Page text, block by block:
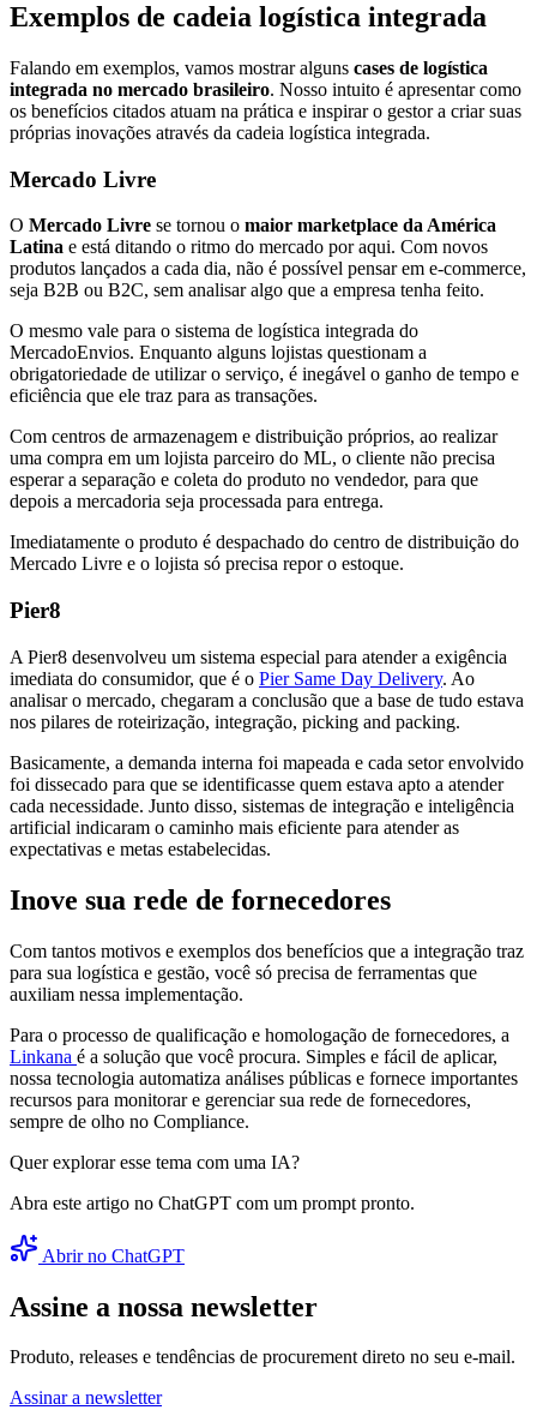
Exemplos de cadeia logística integrada
Falando em exemplos, vamos mostrar alguns cases de logística
integrada no mercado brasileiro. Nosso intuito é apresentar como
os benefícios citados atuam na prática e inspirar o gestor a criar suas
próprias inovações através da cadeia logística integrada.
Mercado Livre
O Mercado Livre se tornou o maior marketplace da América
Latina e está ditando o ritmo do mercado por aqui. Com novos
produtos lançados a cada dia, não é possível pensar em e-commerce,
seja B2B ou B2C, sem analisar algo que a empresa tenha feito.
O mesmo vale para o sistema de logística integrada do
MercadoEnvios. Enquanto alguns lojistas questionam a
obrigatoriedade de utilizar o serviço, é inegável o ganho de tempo e
eficiência que ele traz para as transações.
Com centros de armazenagem e distribuição próprios, ao realizar
uma compra em um lojista parceiro do ML, o cliente não precisa
esperar a separação e coleta do produto no vendedor, para que
depois a mercadoria seja processada para entrega.
Imediatamente o produto é despachado do centro de distribuição do
Mercado Livre e o lojista só precisa repor o estoque.
Pier8
A Pier8 desenvolveu um sistema especial para atender a exigência
imediata do consumidor, que é o Pier Same Day Delivery. Ao
analisar o mercado, chegaram a conclusão que a base de tudo estava
nos pilares de roteirização, integração, picking and packing.
Basicamente, a demanda interna foi mapeada e cada setor envolvido
foi dissecado para que se identificasse quem estava apto a atender
cada necessidade. Junto disso, sistemas de integração e inteligência
artificial indicaram o caminho mais eficiente para atender as
expectativas e metas estabelecidas.
Inove sua rede de fornecedores
Com tantos motivos e exemplos dos benefícios que a integração traz
para sua logística e gestão, você só precisa de ferramentas que
auxiliam nessa implementação.
Para o processo de qualificação e homologação de fornecedores, a
Linkana é a solução que você procura. Simples e fácil de aplicar,
nossa tecnologia automatiza análises públicas e fornece importantes
recursos para monitorar e gerenciar sua rede de fornecedores,
sempre de olho no Compliance.
Quer explorar esse tema com uma IA?
Abra este artigo no ChatGPT com um prompt pronto.
Abrir no ChatGPT
Assine a nossa newsletter
Produto, releases e tendências de procurement direto no seu e-mail.
Assinar a newsletter